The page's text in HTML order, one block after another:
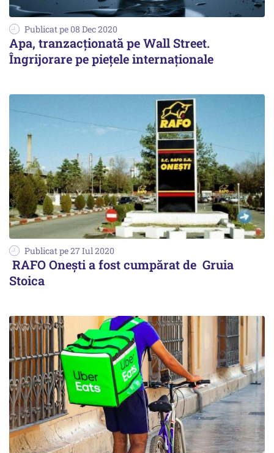
Publicat pe 08 Dec 2020
Apa, tranzacţionată pe Wall Street.
Îngrijorare pe pieţele internaţionale
Publicat pe 27 Iul 2020
RAFO Oneşti a fost cumpărat de Gruia
Stoica